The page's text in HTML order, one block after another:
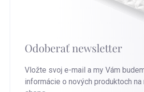
Odoberať newsletter
Vložte svoj e-mail a my Vám
informácie o nových produktoch na